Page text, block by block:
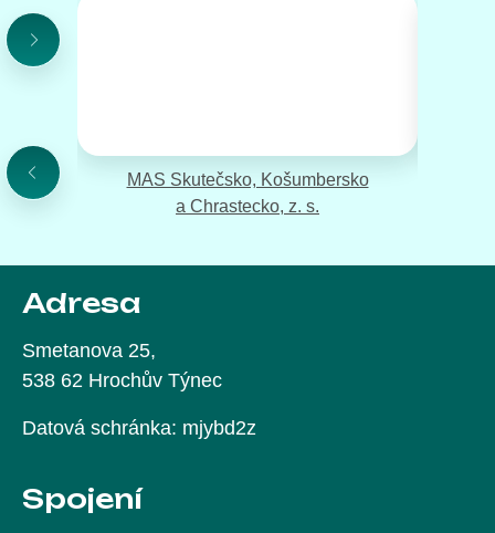
MAS Skutečsko, Košumbersko
a Chrastecko, z. s.
Adresa
Smetanova 25,
538 62 Hrochův Týnec
Datová schránka: mjybd2z
Spojení